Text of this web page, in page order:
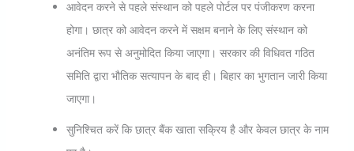
आवेदन करने से पहले संस्थान को पहले पोर्टल पर पंजीकरण करना
होगा। छात्र को आवेदन करने में सक्षम बनाने के लिए संस्थान को
अनंतिम रूप से अनुमोदित किया जाएगा। सरकार की विधिवत गठित
समिति द्वारा भौतिक सत्यापन के बाद ही। बिहार का भुगतान जारी किया
जाएगा।
सुनिश्चित करें कि छात्र बैंक खाता सक्रिय है और केवल छात्र के नाम